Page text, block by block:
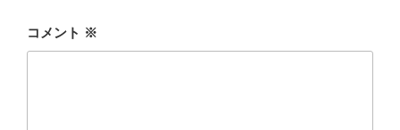
コメント ※